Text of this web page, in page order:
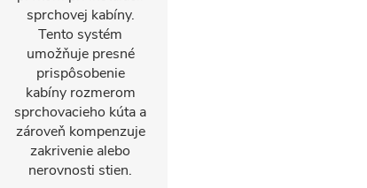
sprchovej kabíny.
Tento systém
umožňuje presné
prispôsobenie
kabíny rozmerom
sprchovacieho kúta a
zároveň kompenzuje
zakrivenie alebo
nerovnosti stien.